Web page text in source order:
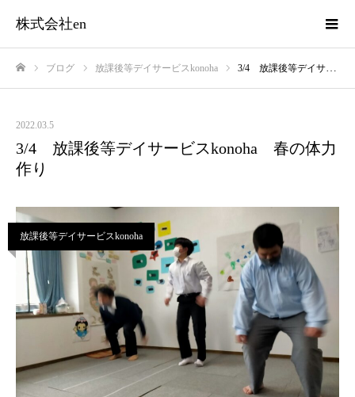
株式会社en
ブログ 放課後等デイサービスkonoha 3/4 放課後等デイサービスkonoha 春の体力作り
2022.03.5
3/4 放課後等デイサービスkonoha 春の体力
作り
放課後等デイサービスkonoha